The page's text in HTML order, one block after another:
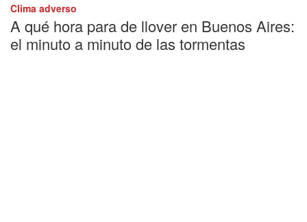
Clima adverso
A qué hora para de llover en Buenos Aires:
el minuto a minuto de las tormentas